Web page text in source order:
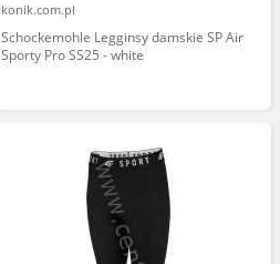
konik.com.pl
Schockemohle Legginsy damskie SP Air
Sporty Pro SS25 - white